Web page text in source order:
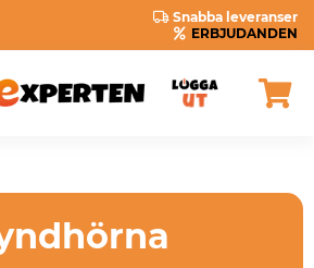
Snabba leveranser
ERBJUDANDEN